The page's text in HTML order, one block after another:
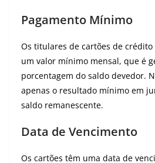
Pagamento Mínimo
Os titulares de cartões de
um valor mínimo mensal, que é
porcentagem do saldo devedor.
apenas o resultado mínimo em
saldo remanescente.
Data de Vencimento
Os cartões têm uma data de